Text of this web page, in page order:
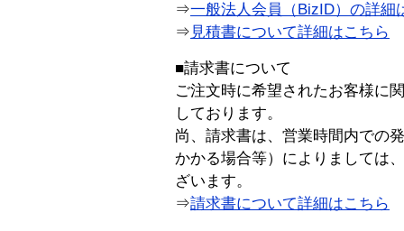
⇒一般法人会員（BizID）の詳細
⇒ 見積書について詳細はこちら
■請求書について
ご注文時に希望されたお客様に
しております。
尚、請求書は、営業時間内での
かかる場合等）によりましては
ざいます。
⇒請求書について詳細はこちら